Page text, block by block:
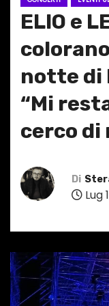
ELIO e
notte di
“Mi
cerco
Di
Lug